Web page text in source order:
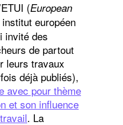
(European
institut européen
invité des
de partout
leurs travaux
déjà publiés),
avec pour thème
et son influence
. La